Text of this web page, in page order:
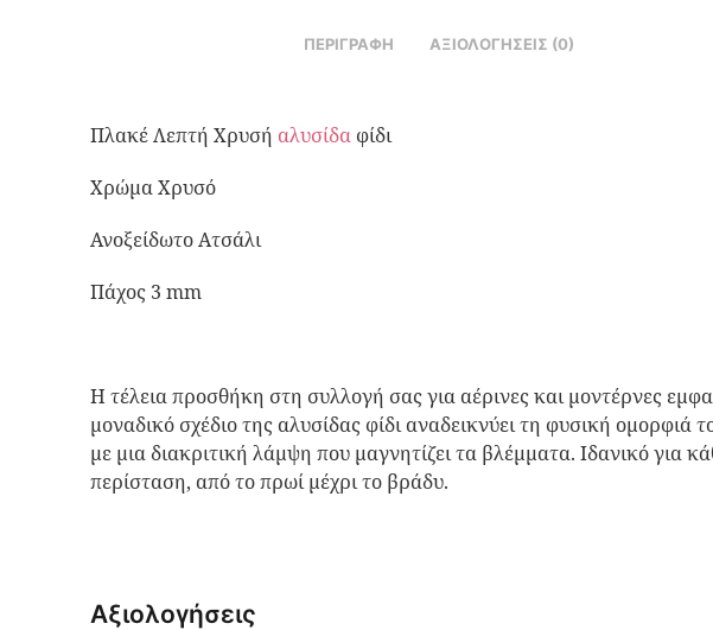
ΠΕΡΙΓΡΑΦΉ ΑΞΙΟΛΟΓΉΣΕΙΣ (0)
Πλακέ Λεπτή Χρυσή αλυσίδα φίδι
Χρώμα Χρυσό
Ανοξείδωτο Ατσάλι
Πάχος 3 mm
Η τέλεια προσθήκη στη συλλογή σας για αέρινες και μοντέρνες
μοναδικό σχέδιο της αλυσίδας φίδι αναδεικνύει τη φυσική ομορφιά
με μια διακριτική λάμψη που μαγνητίζει τα βλέμματα. Ιδανικό για
περίσταση, από το πρωί μέχρι το βράδυ.
Αξιολογήσεις